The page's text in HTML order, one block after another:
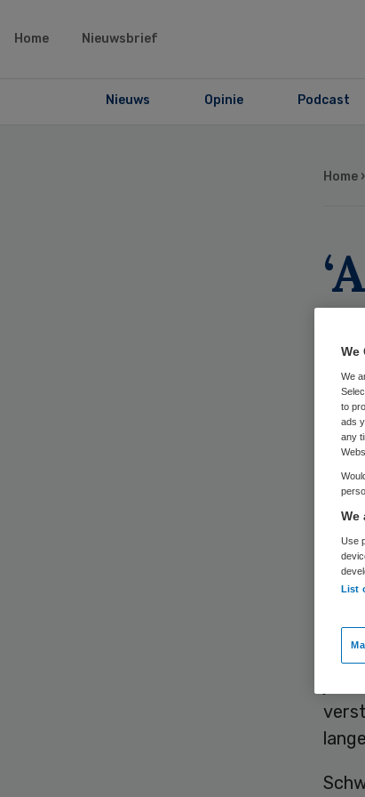
Home Nieuwsbrief
Nieuws Opinie Podcast
Home ›
We
We
to
ads
any
We
Use
List